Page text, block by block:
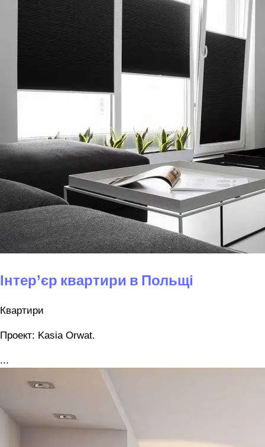
Інтер’єр квартири в Польщі
Квартири
Проект: Kasia Orwat.
...